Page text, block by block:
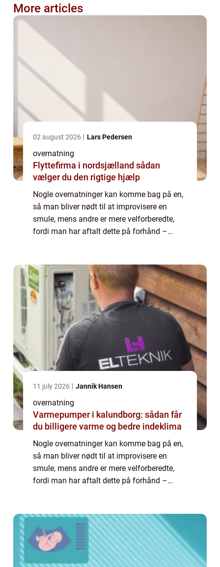
More articles
02 august 2026 Lars Pedersen
overnatning
Flyttefirma i nordsjælland sådan
vælger du den rigtige hjælp
Nogle overnatninger kan komme bag på en,
så man bliver nødt til at improvisere en
smule, mens andre er mere velforberedte,
fordi man har aftalt dette på forhånd –
11 july 2026 Jannik Hansen
overnatning
Varmepumper i kalundborg: sådan får
du billigere varme og bedre indeklima
Nogle overnatninger kan komme bag på en,
så man bliver nødt til at improvisere en
smule, mens andre er mere velforberedte,
fordi man har aftalt dette på forhånd –